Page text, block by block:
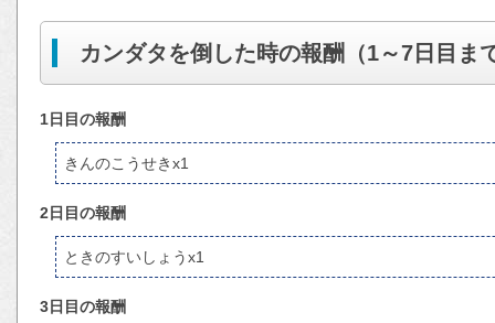
カンダタを倒した時の報酬（1～7日目ま
1日目の報酬
きんのこうせきx1
2日目の報酬
ときのすいしょうx1
3日目の報酬